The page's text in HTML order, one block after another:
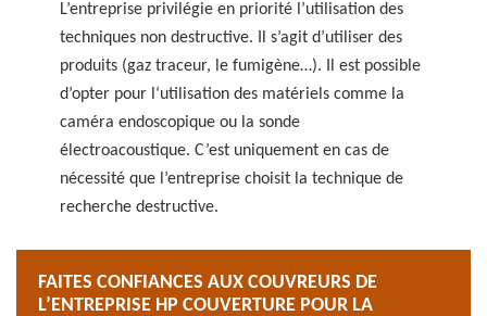
L’entreprise privilégie en priorité l’utilisation des
techniques non destructive. Il s’agit d’utiliser des
produits (gaz traceur, le fumigène…). Il est possible
d’opter pour l‘utilisation des matériels comme la
caméra endoscopique ou la sonde
électroacoustique. C’est uniquement en cas de
nécessité que l’entreprise choisit la technique de
recherche destructive.
FAITES CONFIANCES AUX COUVREURS DE
L’ENTREPRISE HP COUVERTURE POUR LA